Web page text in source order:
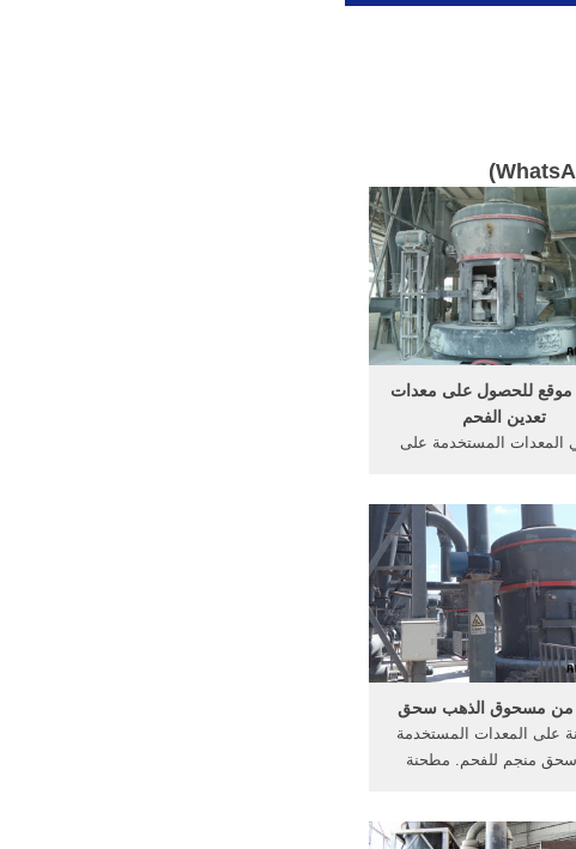
)
موقع للحصول على معدات
تعدين الفحم
المعدات المستخدمة على
للحصول على الفحم الحجري
. بها التنقيب عن الفحم
الحجري، ويصل . ...
من مسحوق الذهب سحق
على المعدات المستخدمة
منجم للفحم. مطحنة
سحق . [الدردشة الحية